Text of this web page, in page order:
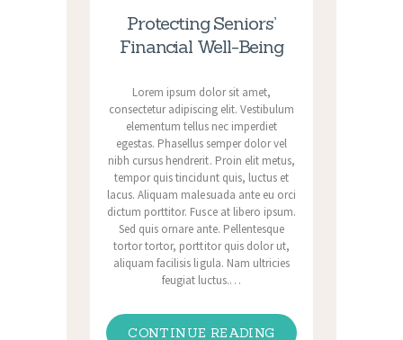
Protecting Seniors’
Financial Well-Being
Lorem ipsum dolor sit amet,
consectetur adipiscing elit. Vestibulum
elementum tellus nec imperdiet
egestas. Phasellus semper dolor vel
nibh cursus hendrerit. Proin elit metus,
tempor quis tincidunt quis, luctus et
lacus. Aliquam malesuada ante eu orci
dictum porttitor. Fusce at libero ipsum.
Sed quis ornare ante. Pellentesque
tortor tortor, porttitor quis dolor ut,
aliquam facilisis ligula. Nam ultricies
feugiat luctus.…
CONTINUE READING